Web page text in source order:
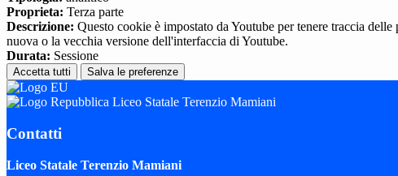
Proprieta: Terza parte
Descrizione: Questo cookie è impostato da Youtube per tenere traccia
nuova o la vecchia versione dell'interfaccia di Youtube.
Durata: Sessione
Accetta tutti Salva le preferenze
Liceo Statale Terenzio Mamiani
Contatti
Liceo Statale Terenzio Mamiani